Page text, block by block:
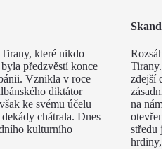
které nikdo
předzvěstí konce
Vznikla v roce
diktátor
ke svému účelu
chátrala. Dnes
kulturního
Tirany.
zdejší
na
středu
hrdiny,